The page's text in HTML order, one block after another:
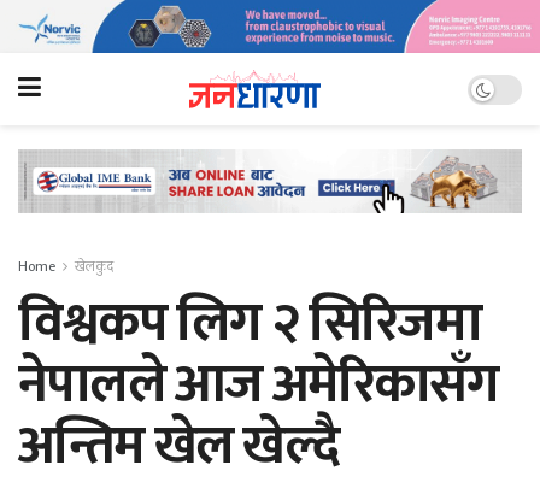
Home खेलकुद
विश्वकप लिग २ सिरिजमा
नेपालले आज अमेरिकासँग
अन्तिम खेल खेल्दै